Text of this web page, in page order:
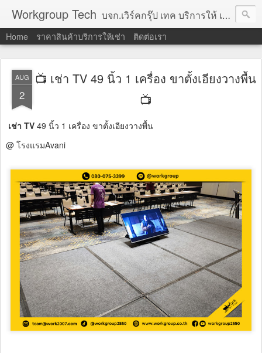
Workgroup Tech บจก.เวิร์คกรุ๊ป เทค บริการให้ เช่าคอมพิวเตอร์ โน้ตบุ๊ค โปรเจคเตอร์ ทีวีจอแบน จอทัชสกรีน ตู้คีออส วีดีโอวอล และอุปกรณ์อื่น ๆ บริการให้เช่าเป็น รายวัน
Home ราคาสินค้าบริการให้เช่า ติดต่อเรา
AUG
2
📺 เช่า TV 49 นิ้ว 1 เครื่อง ขาตั้งเอียงวางพื้น
📺
เช่า TV 49 นิ้ว 1 เครื่อง ขาตั้งเอียงวางพื้น
@ โรงแรมAvani